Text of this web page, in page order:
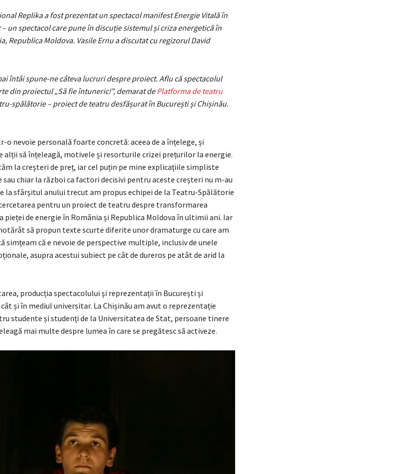
Replika a fost prezentat un spectacol manifest Energie Vitală în
un spectacol care pune în discuție sistemul și criza energetică în
Republica Moldova. Vasile Ernu a discutat cu regizorul David
întâi spune-ne câteva lucruri despre proiect. Aflu că spectacolul
din proiectul „Să fie întuneric!”, demarat dePlatforma de teatru
spălătorie – proiect de teatru desfășurat în București și Chișinău.
o nevoie personală foarte concretă: aceea de a înțelege, și
alții să înțeleagă, motivele și resorturile crizei prețurilor la energie.
la creșteri de preț, iar cel puțin pe mine explicațiile simpliste
chiar la război ca factori decisivi pentru aceste creșteri nu m-au
la sfârșitul anului trecut am propus echipei de la Teatru-Spălătorie
pentru un proiect de teatru despre transformarea
pieței de energie în România și Republica Moldova în ultimii ani. Iar
să propun texte scurte diferite unor dramaturge cu care am
simțeam că e nevoie de perspective multiple, inclusiv de unele
asupra acestui subiect pe cât de dureros pe atât de arid la
producția spectacolului și reprezentații în București și
și în mediul universitar. La Chișinău am avut o reprezentație
studente și studenți de la Universitatea de Stat, persoane tinere
mai multe despre lumea în care se pregătesc să activeze.